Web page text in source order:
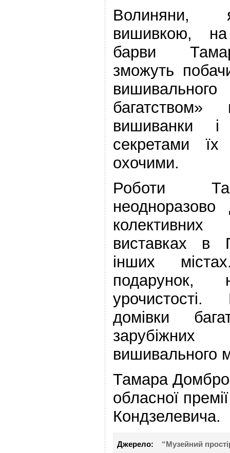
Волиняни,
вишивкою, на
барви
зможуть
багатством»
вишиванки і
секретами
охочими.
Роботи
виставках в
інших
подарунок,
домівки
вишивального
Тамара
обласної
Кондзелевича.
Джерело: “Музейний